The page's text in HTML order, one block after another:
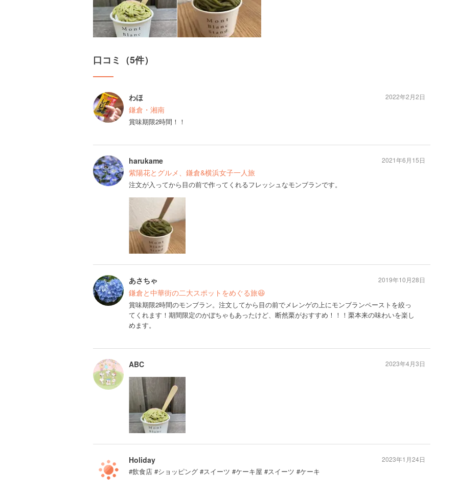
口コミ（5件）
わほ
鎌倉・湘南
賞味期限2時間！！
2022年2月2日
harukame
紫陽花とグルメ、鎌倉&横浜女子一人旅
注文が入ってから目の前で作ってくれるフレッシュなモンブランです。
2021年6月15日
あさちゃ
鎌倉と中華街の二大スポットをめぐる旅😆
賞味期限2時間のモンブラン。注文してから目の前でメレンゲの上にモンブランペーストを絞っ
てくれます！期間限定のかぼちゃもあったけど、断然栗がおすすめ！！！栗本来の味わいを楽し
めます。
2019年10月28日
ABC 2023年4月3日
Holiday
#飲食店 #ショッピング #スイーツ #ケーキ屋 #スイーツ #ケーキ
2023年1月24日